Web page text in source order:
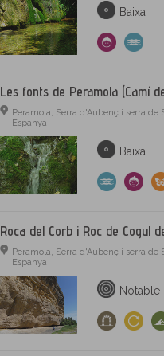
Baixa
Les fonts de Peramola (Camí
Peramola, Serra d'Aubenç i serra
Espanya
Baixa
Roca del Corb i Roc de Cogul
Peramola, Serra d'Aubenç i serra
Espanya
Notable